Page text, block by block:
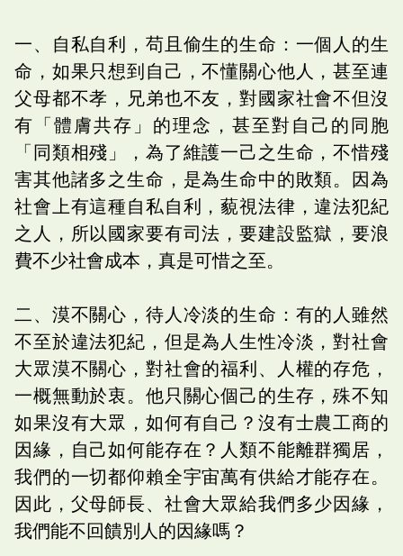
一、自私自利，苟且偷生的生命：一個人的生
命，如果只想到自己，不懂關心他人，甚至連
父母都不孝，兄弟也不友，對國家社會不但沒
有「體膚共存」的理念，甚至對自己的同胞
「同類相殘」，為了維護一己之生命，不惜殘
害其他諸多之生命，是為生命中的敗類。因為
社會上有這種自私自利，藐視法律，違法犯紀
之人，所以國家要有司法，要建設監獄，要浪
費不少社會成本，真是可惜之至。
二、漠不關心，待人冷淡的生命：有的人雖然
不至於違法犯紀，但是為人生性冷淡，對社會
大眾漠不關心，對社會的福利、人權的存危，
一概無動於衷。他只關心個己的生存，殊不知
如果沒有大眾，如何有自己？沒有士農工商的
因緣，自己如何能存在？人類不能離群獨居，
我們的一切都仰賴全宇宙萬有供給才能存在。
因此，父母師長、社會大眾給我們多少因緣，
我們能不回饋別人的因緣嗎？